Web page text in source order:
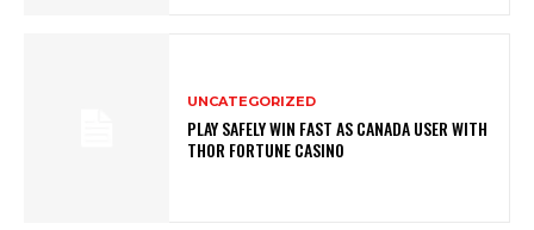
UNCATEGORIZED
PLAY SAFELY WIN FAST AS CANADA USER WITH
THOR FORTUNE CASINO